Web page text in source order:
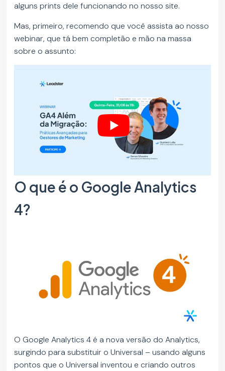
alguns prints dele funcionando no nosso site.
Mas, primeiro, recomendo que você assista ao nosso
webinar, que tá bem completão e mão na massa
sobre o assunto:
O que é o Google Analytics
4?
O Google Analytics 4 é a nova versão do Analytics,
surgindo para substituir o Universal – usando alguns
pontos que o Universal inventou e criando outros